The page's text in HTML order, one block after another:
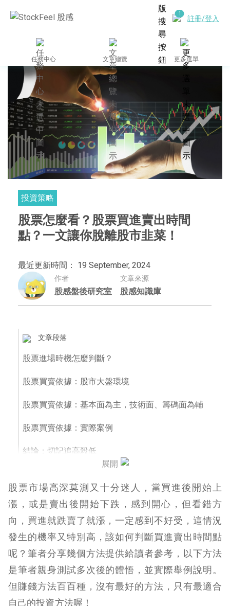
註冊/登入
任務中心 文章總覽 更多選單
投資策略
股票怎麼看？股票買進賣出時間
點？一文讓你脫離股市韭菜！
最近更新時間： 19 September, 2024
作者
股感盤後研究室
文章來源
股感知識庫
文章段落
股票進場時機怎麼判斷？
股票買賣依據：股市大盤環境
股票買賣依據：基本面為主，技術面、籌碼面為輔
股票買賣依據：實際案例
結論：切記追高殺低
展開
股票市場高深莫測又十分迷人，當買進後開始上
漲，或是賣出後開始下跌，感到開心，但看錯方
向，買進就跌賣了就漲，一定感到不好受，這情況
發生的機率又特別高，該如何判斷買進賣出時間點
呢？筆者分享幾個方法提供給讀者參考，以下方法
是筆者親身測試多次後的體悟，並實際舉例說明。
但賺錢方法百百種，沒有最好的方法，只有最適合
自己的投資方法喔！